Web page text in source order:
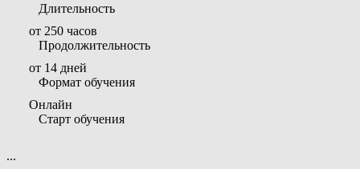
Длительность
от 250 часов
Продолжительность
от 14 дней
Формат обучения
Онлайн
Старт обучения
...